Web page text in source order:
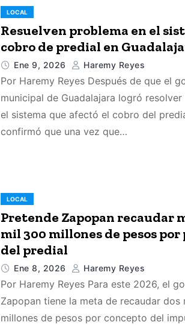
LOCAL
Resuelven problema en el
cobro de predial en
Ene 9, 2026 Haremy Reyes
Por Haremy Reyes Después de que el
municipal de Guadalajara logró resolver
el sistema que afectó el cobro del
confirmó que una vez que…
LOCAL
Pretende Zapopan recaudar
mil 300 millones de pesos por
del predial
Ene 8, 2026 Haremy Reyes
Por Haremy Reyes Para este 2026, el
Zapopan tiene la meta de recaudar dos
millones de pesos por concepto del